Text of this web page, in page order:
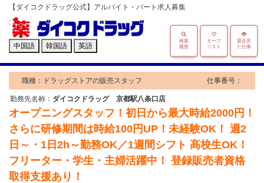
【ダイコクドラッグ公式】アルバイト・パート求人募集
中国語 韓国語 英語
最近見
た仕事
キープ
リスト
検索
履歴
職種：ドラッグストアの販売スタッフ 仕事番号：
勤務先名称： ダイコクドラッグ 京都駅八条口店
オープニングスタッフ！初日から最大時給2000円！
さらに研修期間は時給100円UP！未経験OK！ 週2
日～・1日2h～勤務OK／1週間シフト 高校生OK！
フリーター・学生・主婦活躍中！ 登録販売者資格
取得支援あり！